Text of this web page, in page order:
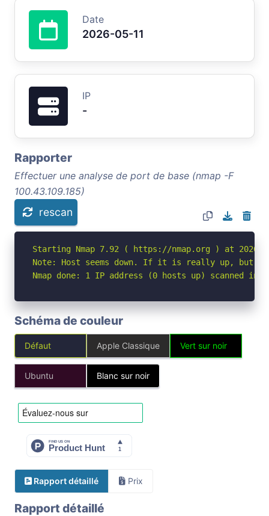
Date
2026-05-11
IP
-
Rapporter
Effectuer une analyse de port de base (nmap -F
100.43.109.185)
rescan
Starting Nmap 7.92 ( https://nmap.org ) at 2026-
Note: Host seems down. If it is really up, but
Nmap done: 1 IP address (0 hosts up) scanned in
Schéma de couleur
Défaut Apple Classique Vert sur noir
Ubuntu Blanc sur noir
Rapport détaillé Prix
Rapport détaillé